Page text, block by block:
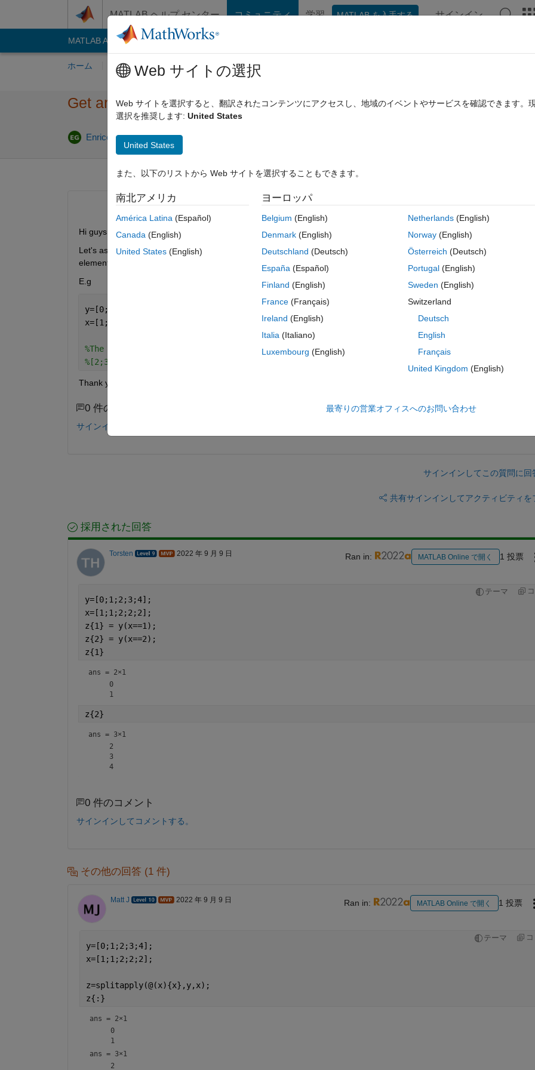
MATLAB ヘルプ センター コミュニティ 学習 MATLAB を入手する サインイン
MATLAB Answers File Exchange
ホーム 質問する 回答 閲覧 MATLAB に関する FAQ
Get array of elements based on occurrences of another vector
Enrico Gambini
0 投票
Hi guys!
Let's assume that you have 2 Nx1 arrays "y" and "x", is there a way to find all the elements of y corresponding to the
elements of x?
E.g
y=[0;1;2;3;4];
x=[1;1;2;2;2];
%The results should be two vectors, one containing the elements [0;1] and the other one
%[2;3;4]
Thank you!
0 件のコメント
サインインしてコメントする。
サインインしてこの質問に回
共有サインインしてアクティビティを
採用された回答
Torsten 2022 年 9 月 9 日 Ran in: MATLAB Online で開く 1 投票
テーマ
y=[0;1;2;3;4];
x=[1;1;2;2;2];
z{1} = y(x==1);
z{2} = y(x==2);
z{1}
ans = 2×1
     0
     1
z{2}
ans = 3×1
     2
     3
     4
0 件のコメント
サインインしてコメントする。
その他の回答 (1 件)
Matt J 2022 年 9 月 9 日 Ran in: MATLAB Online で開く 1 投票
テーマ
y=[0;1;2;3;4];
x=[1;1;2;2;2];
z=splitapply(@(x){x},y,x);
z{:}
ans = 2×1
     0
ans = 3×1
     2
Web サイトの選択
Web サイトを選択すると、翻訳されたコンテンツにアクセスし、地域のイベントやサービスを確認できます。
選択を推奨します: United States
United States
また、以下のリストから Web サイトを選択することもできます。
南北アメリカ
América Latina (Español)
Canada (English)
United States (English)
ヨーロッパ
Belgium (English)
Denmark (English)
Deutschland (Deutsch)
España (Español)
Finland (English)
France (Français)
Ireland (English)
Italia (Italiano)
Luxembourg (English)
Netherlands(English)
Norway(English)
Österreich (Deutsch)
Portugal(English)
Sweden (English)
Switzerland
Deutsch
English
Français
United Kingdom (English)
最寄りの営業オフィスへのお問い合わせ